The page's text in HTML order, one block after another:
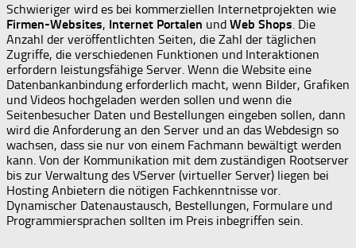
Schwieriger wird es bei kommerziellen Internetprojekten wie
Firmen-Websites, Internet Portalen und Web Shops . Die
Anzahl der veröffentlichten Seiten, die Zahl der täglichen
Zugriffe, die verschiedenen Funktionen und Interaktionen
erfordern leistungsfähige Server. Wenn die Website eine
Datenbankanbindung erforderlich macht, wenn Bilder, Grafiken
und Videos hochgeladen werden sollen und wenn die
Seitenbesucher Daten und Bestellungen eingeben sollen, dann
wird die Anforderung an den Server und an das Webdesign so
wachsen, dass sie nur von einem Fachmann bewältigt werden
kann. Von der Kommunikation mit dem zuständigen Rootserver
bis zur Verwaltung des VServer (virtueller Server) liegen bei
Hosting Anbietern die nötigen Fachkenntnisse vor.
Dynamischer Datenaustausch, Bestellungen, Formulare und
Programmiersprachen sollten im Preis inbegriffen sein.